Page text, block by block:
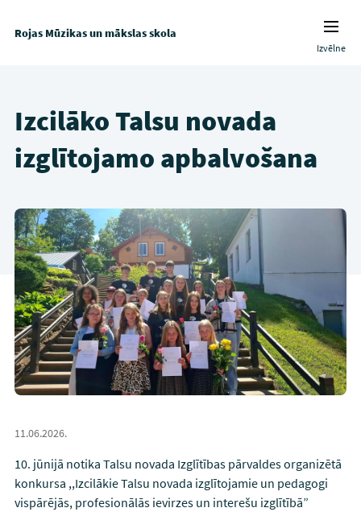
Rojas Mūzikas un mākslas skola
Izvēlne
Izcilāko Talsu novada
izglītojamo apbalvošana
11.06.2026.
10. jūnijā notika Talsu novada Izglītības pārvaldes organizētā
konkursa ,,Izcilākie Talsu novada izglītojamie un pedagogi
vispārējās, profesionālās ievirzes un interešu izglītībā”